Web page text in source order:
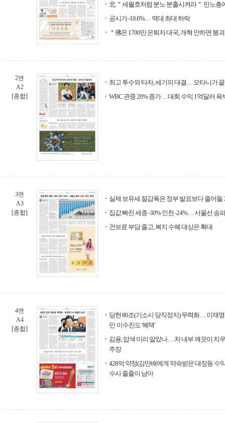
北 ＂세월호처럼 분노 분출시켜라＂ 민노총
공시가 -18.6%… 역대 최대 하락
＂佛은 1700만 은퇴자 대국, 개혁 안하면 붕
2면
A2
[종합]
최고 투수와 타자, 세기의 대결… 오타니가
WBC 관중 20% 증가… 대회 수익 1억달러 육
3면
A3
[종합]
실제 보유세 절감폭은 정부 발표보다 줄어들
집값 빠진 세종 -30% 인천 -24%… 서울선 송파
건보료 부담 줄고, 복지 수혜 대상은 확대
4면
A4
[종합]
당헌 80조(기소시 당직정지) 무력화… 이재
민·이수진도 '혜택'
김용, 압색 미리 알았나… 차 내부 깨끗이 치
주장
428억 약정(김만배에게 약속받은 대장동 수
수사 줄줄이 남아